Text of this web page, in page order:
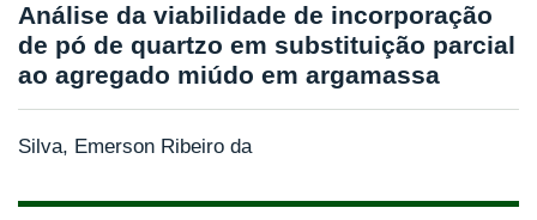
Análise da viabilidade de incorporação
de pó de quartzo em substituição parcial
ao agregado miúdo em argamassa
Silva, Emerson Ribeiro da